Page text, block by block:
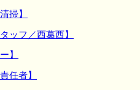
掃】
ッフ／西葛西】
】
任者】